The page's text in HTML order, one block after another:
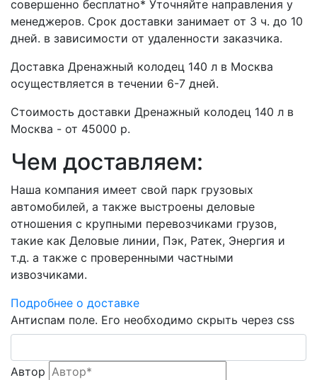
совершенно бесплатно* Уточняйте направления у
менеджеров. Срок доставки занимает от 3 ч. до 10
дней. в зависимости от удаленности заказчика.
Доставка Дренажный колодец 140 л в Москва
осуществляется в течении 6-7 дней.
Стоимость доставки Дренажный колодец 140 л в
Москва - от 45000 р.
Чем доставляем:
Наша компания имеет свой парк грузовых
автомобилей, а также выстроены деловые
отношения с крупными перевозчиками грузов,
такие как Деловые линии, Пэк, Ратек, Энергия и
т.д. а также с проверенными частными
извозчиками.
Подробнее о доставке
Антиспам поле. Его необходимо скрыть через css
Автор